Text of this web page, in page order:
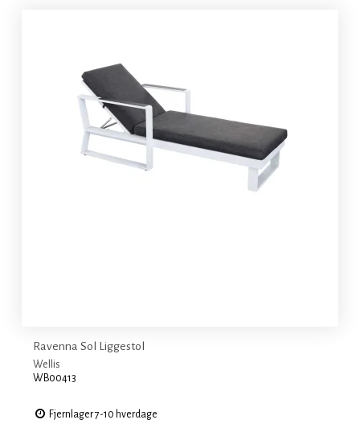
Ravenna Sol Liggestol
Wellis
WB00413
Fjernlager 7-10 hverdage